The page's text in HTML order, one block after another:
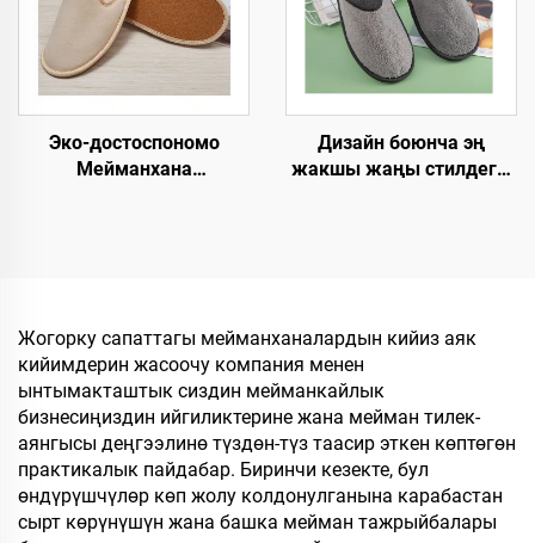
Эко-достоспономо
Мейманхана
Чашмалары Сатууга
Дизайн боюнча эң
жакшы жаңы стилдеги,
жолку колдонууга
арналган, мейманхана
үчүн жана
авиакомпаниялар үчүн
шлепкилер
Жогорку сапаттагы мейманханалардын кийиз аяк
кийимдерин жасоочу компания менен
ынтымакташтык сиздин мейманкайлык
бизнесиңиздин ийгиликтерине жана мейман тилек-
аянгысы деңгээлинө түздөн-түз таасир эткен көптөгөн
практикалык пайдабар. Биринчи кезекте, бул
өндүрүшчүлөр көп жолу колдонулганына карабастан
сырт көрүнүшүн жана башка мейман тажрыйбалары